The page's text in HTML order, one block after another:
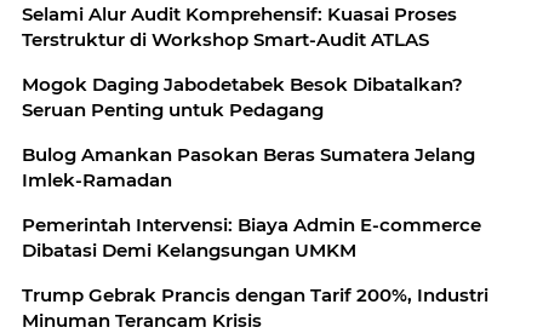
Selami Alur Audit Komprehensif: Kuasai Proses
Terstruktur di Workshop Smart-Audit ATLAS
Mogok Daging Jabodetabek Besok Dibatalkan?
Seruan Penting untuk Pedagang
Bulog Amankan Pasokan Beras Sumatera Jelang
Imlek-Ramadan
Pemerintah Intervensi: Biaya Admin E-commerce
Dibatasi Demi Kelangsungan UMKM
Trump Gebrak Prancis dengan Tarif 200%, Industri
Minuman Terancam Krisis